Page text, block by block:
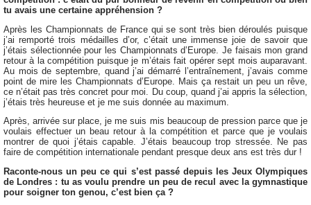
tu avais une certaine appréhension ?
Après les Championnats de France qui se sont très bien déroulés puisque
j’ai remporté trois médailles d’or, c’était une immense joie de savoir que
j’étais sélectionnée pour les Championnats d’Europe. Je faisais mon grand
retour à la compétition puisque je m’étais fait opérer sept mois auparavant.
Au mois de septembre, quand j’ai démarré l’entraînement, j’avais comme
point de mire les Championnats d’Europe. Mais ça restait un peu un rêve,
ce n’était pas très concret pour moi. Du coup, quand j’ai appris la sélection,
j’étais très heureuse et je me suis donnée au maximum.
Après, arrivée sur place, je me suis mis beaucoup de pression parce que je
voulais effectuer un beau retour à la compétition et parce que je voulais
montrer de quoi j’étais capable. J’étais beaucoup trop stressée. Ne pas
faire de compétition internationale pendant presque deux ans est très dur !
Raconte-nous un peu ce qui s’est passé depuis les Jeux Olympiques
de Londres : tu as voulu prendre un peu de recul avec la gymnastique
pour soigner ton genou, c’est bien ça ?